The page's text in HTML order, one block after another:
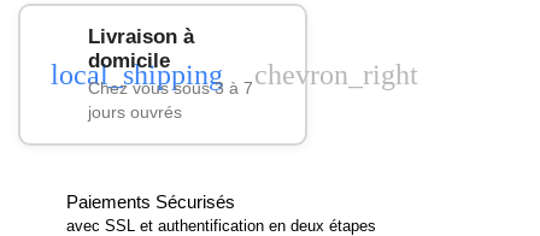
local_shipping
Livraison à
domicile
Chez vous sous 3 à 7
jours ouvrés
chevron_right
Paiements Sécurisés
avec SSL et authentification en deux étapes